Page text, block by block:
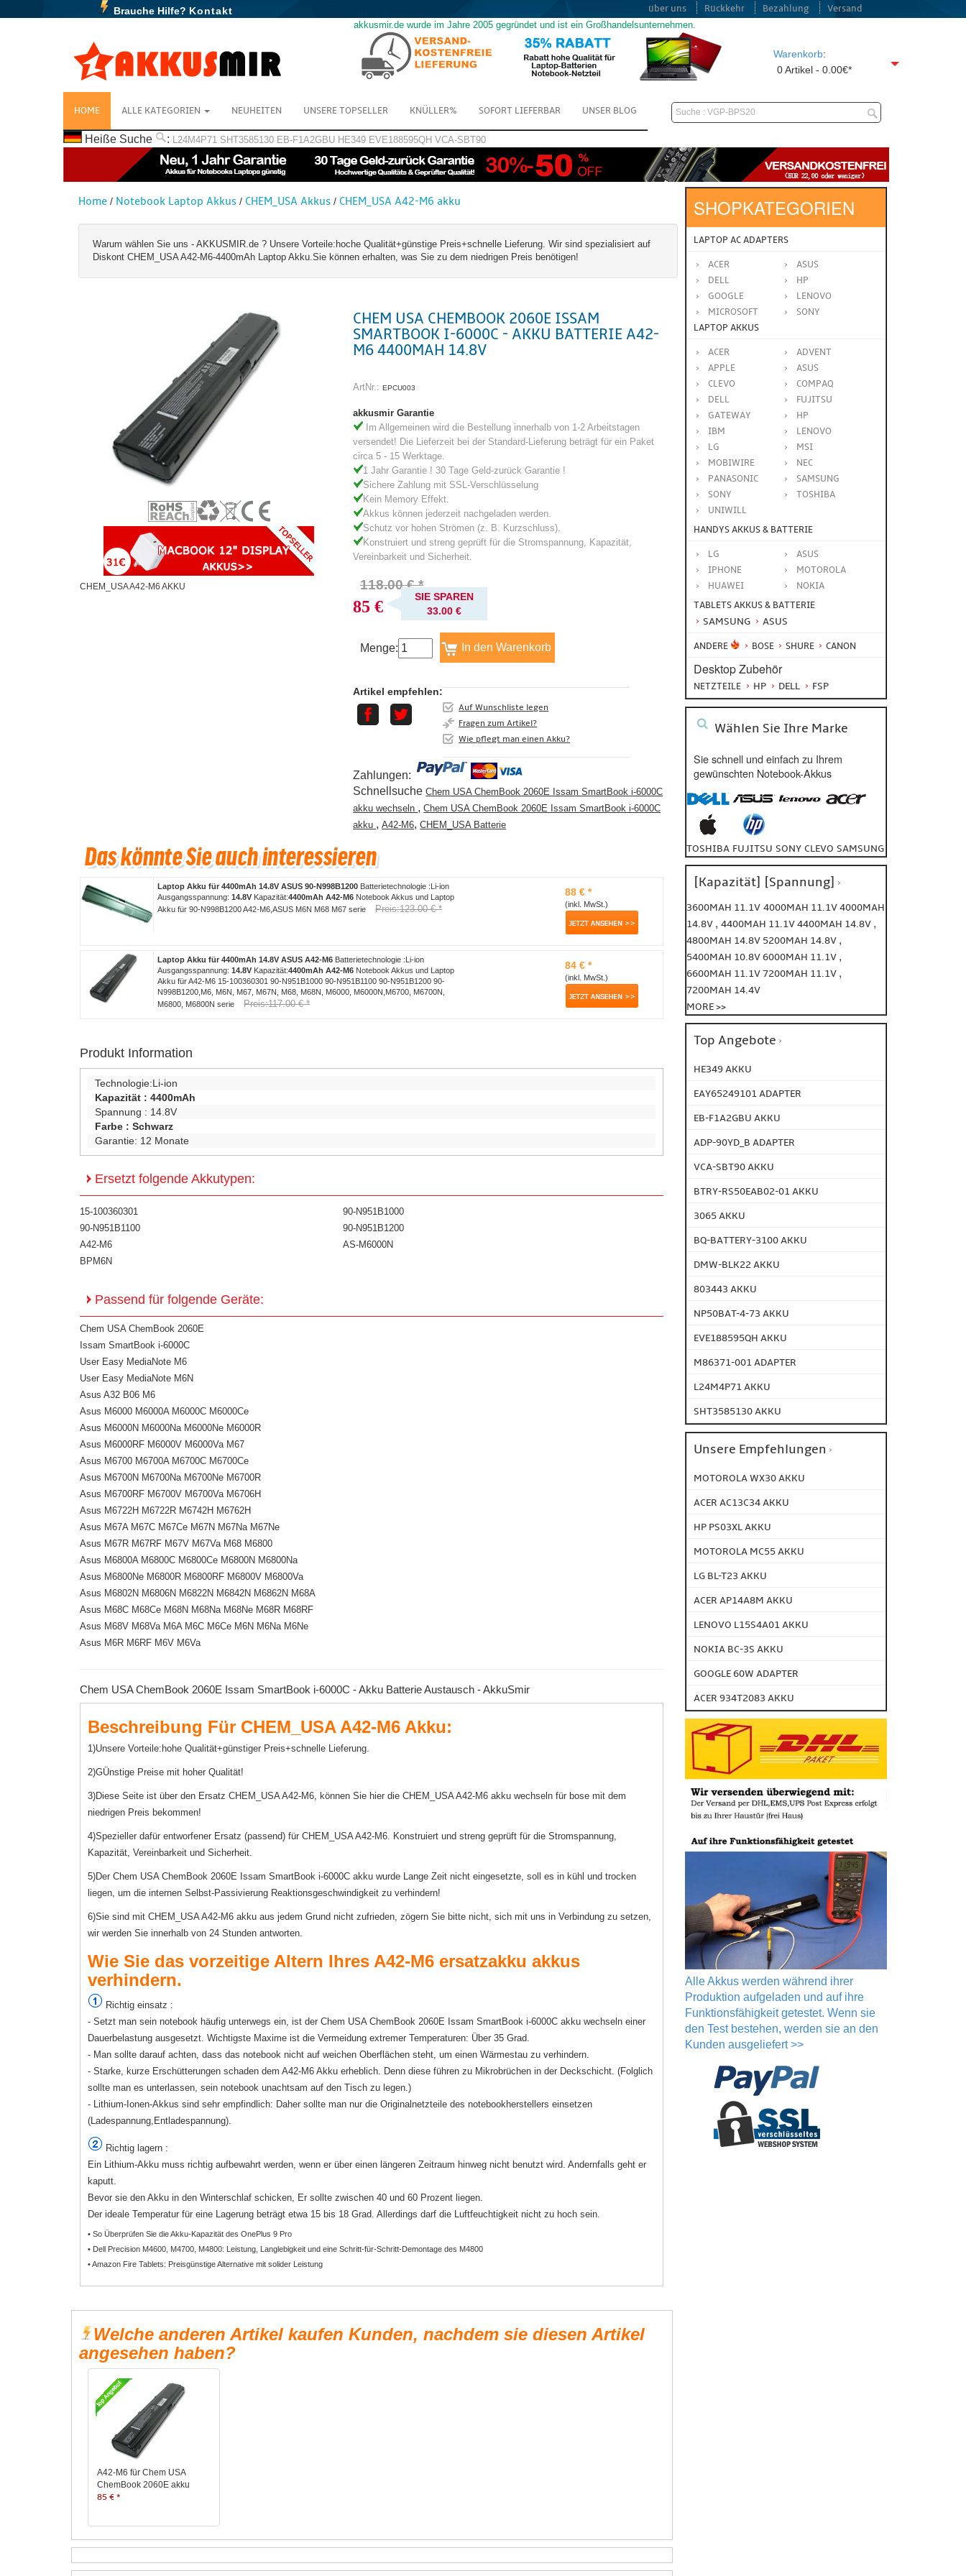
Brauche Hilfe? Kontakt über uns Rückkehr Bezahlung Versand
akkusmir.de wurde im Jahre 2005 gegründet und ist ein Großhandelsunternehmen.
Warenkorb:
0 Artikel - 0.00€*
HOME ALLE KATEGORIEN NEUHEITEN UNSERE TOPSELLER KNÜLLER% SOFORT LIEFERBAR UNSER BLOG
Heiße Suche : L24M4P71 SHT3585130 EB-F1A2GBU HE349 EVE188595QH VCA-SBT90
Home/ Notebook Laptop Akkus/ CHEM_USA Akkus/ CHEM_USA A42-M6 akku
Warum wählen Sie uns - AKKUSMIR.de ? Unsere Vorteile:hoche Qualität+günstige Preis+schnelle Lieferung. Wir sind spezialisiert auf
Diskont CHEM_USA A42-M6-4400mAh Laptop Akku.Sie können erhalten, was Sie zu dem niedrigen Preis benötigen!
CHEM_USA A42-M6 AKKU
CHEM USA CHEMBOOK 2060E ISSAM
SMARTBOOK I-6000C - AKKU BATTERIE A42-
M6 4400MAH 14.8V
ArtNr.:EPCU003
akkusmir Garantie
Im Allgemeinen wird die Bestellung innerhalb von 1-2 Arbeitstagen
versendet! Die Lieferzeit bei der Standard-Lieferung beträgt für ein Paket
circa 5 - 15 Werktage.
1 Jahr Garantie ! 30 Tage Geld-zurück Garantie !
Sichere Zahlung mit SSL-Verschlüsselung
Kein Memory Effekt.
Akkus können jederzeit nachgeladen werden.
Schutz vor hohen Strömen (z. B. Kurzschluss).
Konstruiert und streng geprüft für die Stromspannung, Kapazität,
Vereinbarkeit und Sicherheit.
118.00 € *
85 €
SIE SPAREN
33.00 €
Menge:
Artikel empfehlen:
Auf Wunschliste legen
Fragen zum Artikel?
Wie pflegt man einen Akku?
Zahlungen:
SchnellsucheChem USA ChemBook 2060E Issam SmartBook i-6000C
akku wechseln ,Chem USA ChemBook 2060E Issam SmartBook i-6000C
akku ,A42-M6,CHEM_USA Batterie
Laptop Akku für 4400mAh 14.8V ASUS 90-N998B1200 Batterietechnologie :Li-ion
Ausgangsspannung:14.8V Kapazität:4400mAh A42-M6 Notebook Akkus und Laptop
Akku für 90-N998B1200 A42-M6,ASUS M6N M68 M67 serie
Preis:123.00 € *
88 € *
(inkl. MwSt.)
Laptop Akku für 4400mAh 14.8V ASUS A42-M6 Batterietechnologie :Li-ion
Ausgangsspannung:14.8V Kapazität:4400mAh A42-M6 Notebook Akkus und Laptop
Akku für A42-M6 15-100360301 90-N951B1000 90-N951B1100 90-N951B1200 90-
N998B1200,M6, M6N, M67, M67N, M68, M68N, M6000, M6000N,M6700, M6700N,
M6800, M6800N serie
Preis:117.00 € *
84 € *
(inkl. MwSt.)
Produkt Information
Technologie:Li-ion
Kapazität :4400mAh
Spannung : 14.8V
Farbe :Schwarz
Garantie: 12 Monate
Ersetzt folgende Akkutypen:
15-100360301
90-N951B1000
90-N951B1100
90-N951B1200
A42-M6
AS-M6000N
BPM6N
Passend für folgende Geräte:
Chem USA ChemBook 2060E
Issam SmartBook i-6000C
User Easy MediaNote M6
User Easy MediaNote M6N
Asus A32 B06 M6
Asus M6000 M6000A M6000C M6000Ce
Asus M6000N M6000Na M6000Ne M6000R
Asus M6000RF M6000V M6000Va M67
Asus M6700 M6700A M6700C M6700Ce
Asus M6700N M6700Na M6700Ne M6700R
Asus M6700RF M6700V M6700Va M6706H
Asus M6722H M6722R M6742H M6762H
Asus M67A M67C M67Ce M67N M67Na M67Ne
Asus M67R M67RF M67V M67Va M68 M6800
Asus M6800A M6800C M6800Ce M6800N M6800Na
Asus M6800Ne M6800R M6800RF M6800V M6800Va
Asus M6802N M6806N M6822N M6842N M6862N M68A
Asus M68C M68Ce M68N M68Na M68Ne M68R M68RF
Asus M68V M68Va M6A M6C M6Ce M6N M6Na M6Ne
Asus M6R M6RF M6V M6Va
Chem USA ChemBook 2060E Issam SmartBook i-6000C - Akku Batterie Austausch - AkkuSmir
Beschreibung Für CHEM_USA A42-M6 Akku:
1)Unsere Vorteile:hohe Qualität+günstiger Preis+schnelle Lieferung.
2)GÜnstige Preise mit hoher Qualität!
3)Diese Seite ist über den Ersatz CHEM_USA A42-M6, können Sie hier die CHEM_USA A42-M6 akku wechseln für bose mit dem
niedrigen Preis bekommen!
4)Spezieller dafür entworfener Ersatz (passend) für CHEM_USA A42-M6. Konstruiert und streng geprüft für die Stromspannung,
Kapazität, Vereinbarkeit und Sicherheit.
5)Der Chem USA ChemBook 2060E Issam SmartBook i-6000C akku wurde Lange Zeit nicht eingesetzte, soll es in kühl und trocken
liegen, um die internen Selbst-Passivierung Reaktionsgeschwindigkeit zu verhindern!
6)Sie sind mit CHEM_USA A42-M6 akku aus jedem Grund nicht zufrieden, zögern Sie bitte nicht, sich mit uns in Verbindung zu setzen,
wir werden Sie innerhalb von 24 Stunden antworten.
Wie Sie das vorzeitige Altern Ihres A42-M6 ersatzakku akkus
verhindern.
Richtig einsatz :
- Setzt man sein notebook häufig unterwegs ein, ist der Chem USA ChemBook 2060E Issam SmartBook i-6000C akku wechseln einer
Dauerbelastung ausgesetzt. Wichtigste Maxime ist die Vermeidung extremer Temperaturen: Über 35 Grad.
- Man sollte darauf achten, dass das notebook nicht auf weichen Oberflächen steht, um einen Wärmestau zu verhindern.
- Starke, kurze Erschütterungen schaden dem A42-M6 Akku erheblich. Denn diese führen zu Mikrobrüchen in der Deckschicht. (Folglich
sollte man es unterlassen, sein notebook unachtsam auf den Tisch zu legen.)
- Lithium-Ionen-Akkus sind sehr empfindlich: Daher sollte man nur die Originalnetzteile des notebookherstellers einsetzen
(Ladespannung,Entladespannung).
Richtig lagern :
Ein Lithium-Akku muss richtig aufbewahrt werden, wenn er über einen längeren Zeitraum hinweg nicht benutzt wird. Andernfalls geht er
kaputt.
Bevor sie den Akku in den Winterschlaf schicken, Er sollte zwischen 40 und 60 Prozent liegen.
Der ideale Temperatur für eine Lagerung beträgt etwa 15 bis 18 Grad. Allerdings darf die Luftfeuchtigkeit nicht zu hoch sein.
• So Überprüfen Sie die Akku-Kapazität des OnePlus 9 Pro
• Dell Precision M4600, M4700, M4800: Leistung, Langlebigkeit und eine Schritt-für-Schritt-Demontage des M4800
• Amazon Fire Tablets: Preisgünstige Alternative mit solider Leistung
Welche anderen Artikel kaufen Kunden, nachdem sie diesen Artikel
angesehen haben?
A42-M6 für Chem USA
ChemBook 2060E akku
85 € *
SHOPKATEGORIEN
LAPTOP AC ADAPTERS
ACER
ASUS
DELL
HP
GOOGLE
LENOVO
MICROSOFT
SONY
LAPTOP AKKUS
ACER
ADVENT
APPLE
ASUS
CLEVO
COMPAQ
DELL
FUJITSU
GATEWAY
HP
IBM
LENOVO
LG
MSI
MOBIWIRE
NEC
PANASONIC
SAMSUNG
SONY
TOSHIBA
UNIWILL
HANDYS AKKUS & BATTERIE
LG
ASUS
IPHONE
MOTOROLA
HUAWEI
NOKIA
TABLETS AKKUS & BATTERIE
SAMSUNG ASUS
ANDERE BOSE SHURE CANON
Desktop Zubehör
NETZTEILE HP DELL FSP
Wählen Sie Ihre Marke
Sie schnell und einfach zu Ihrem
gewünschten Notebook-Akkus
TOSHIBA FUJITSU SONY CLEVO SAMSUNG
[Kapazität] [Spannung]
3600MAH 11.1V 4000MAH 11.1V4000MAH
14.8V , 4400MAH 11.1V4400MAH 14.8V ,
4800MAH 14.8V 5200MAH 14.8V ,
5400MAH 10.8V6000MAH 11.1V ,
6600MAH 11.1V7200MAH 11.1V ,
7200MAH 14.4V
MORE >>
Top Angebote
HE349 AKKU
EAY65249101 ADAPTER
EB-F1A2GBU AKKU
ADP-90YD_B ADAPTER
VCA-SBT90 AKKU
BTRY-RS50EAB02-01 AKKU
3065 AKKU
BQ-BATTERY-3100 AKKU
DMW-BLK22 AKKU
803443 AKKU
NP50BAT-4-73 AKKU
EVE188595QH AKKU
M86371-001 ADAPTER
L24M4P71 AKKU
SHT3585130 AKKU
Unsere Empfehlungen
MOTOROLA WX30 AKKU
ACER AC13C34 AKKU
HP PS03XL AKKU
MOTOROLA MC55 AKKU
LG BL-T23 AKKU
ACER AP14A8M AKKU
LENOVO L15S4A01 AKKU
NOKIA BC-3S AKKU
GOOGLE 60W ADAPTER
ACER 934T2083 AKKU
Alle Akkus werden während ihrer
Produktion aufgeladen und auf ihre
Funktionsfähigkeit getestet. Wenn sie
den Test bestehen, werden sie an den
Kunden ausgeliefert >>